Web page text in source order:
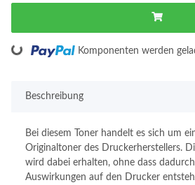
Loading... Komponenten werden
Beschreibung
Bei diesem Toner handelt es sich um
Originaltoner des Druckerherstellers.
wird dabei erhalten, ohne dass
Auswirkungen auf den Drucker